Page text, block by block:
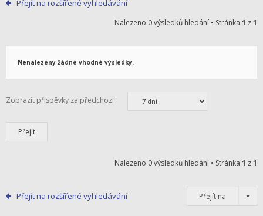
Přejít na rozšířené vyhledávání
Nalezeno 0 výsledků hledání • Stránka 1 z1
Nenalezeny žádné vhodné výsledky.
Zobrazit příspěvky za předchozí
Nalezeno 0 výsledků hledání • Stránka 1 z1
Přejít na rozšířené vyhledávání Přejít na